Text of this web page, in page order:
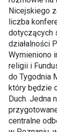
Nicejskiego
liczba
dotyczących
działalności
Wymieniono
religii i
do Tygodnia
który będzie
Duch. Jedna
centralne